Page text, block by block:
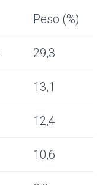
Peso (%)
29,3
13,1
12,4
10,6